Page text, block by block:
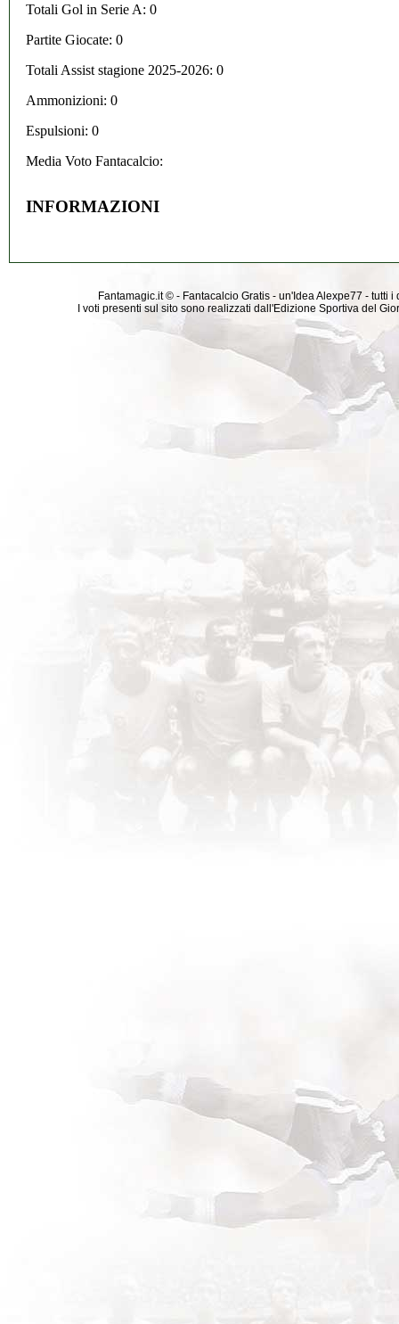
Totali Gol in Serie A: 0
Partite Giocate: 0
Totali Assist stagione 2025-2026: 0
Ammonizioni: 0
Espulsioni: 0
Media Voto Fantacalcio:
INFORMAZIONI
Fantamagic.it © - Fantacalcio Gratis - un'Idea Alexpe77 -
I voti presenti sul sito sono realizzati dall'Edizione Sportiva del